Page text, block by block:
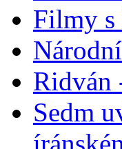
Filmy s
Ridván
Sedm